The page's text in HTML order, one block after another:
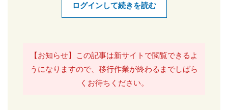
ログインして続きを読む
【お知らせ】この記事は新サイトで閲覧できるよ
うになりますので、移行作業が終わるまでしばら
くお待ちください。